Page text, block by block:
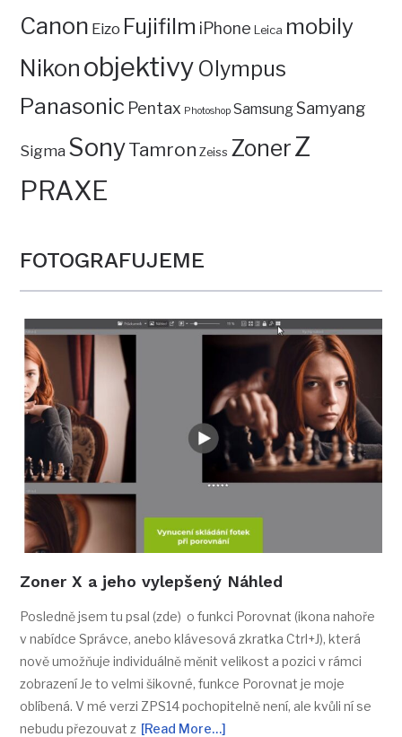
Canon Eizo Fujifilm iPhone Leica mobily
Nikon objektivy Olympus
Panasonic Pentax Photoshop SamsungSamyang
Sigma SonyTamron Zeiss ZonerZ
PRAXE
FOTOGRAFUJEME
Zoner X a jeho vylepšený Náhled
Posledně jsem tu psal (zde) o funkci Porovnat (ikona nahoře
v nabídce Správce, anebo klávesová zkratka Ctrl+J), která
nově umožňuje individuálně měnit velikost a pozici v rámci
zobrazení Je to velmi šikovné, funkce Porovnat je moje
oblíbená. V mé verzi ZPS14 pochopitelně není, ale kvůli ní se
nebudu přezouvat z [Read More…]